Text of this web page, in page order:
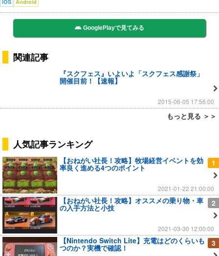
iOS Android
GooglePlayで見てみる
関連記事
『スクフェス』いよいよ「スクフェス感謝祭」
開催目前！【速報】
2015-06-05 17:56:00
もっと見る ＞＞
人気記事ランキング
1
【おねがい社長！攻略】牧場経営イベントを効
率良く進める4つのポイント
2021-01-22 21:00:00
2
【おねがい社長！攻略】オススメの乗り物・車
の入手方法と小技
2021-03-30 12:00:00
3
【Nintendo Switch Lite】充電はどのくらいも
つのか？実機で確認！